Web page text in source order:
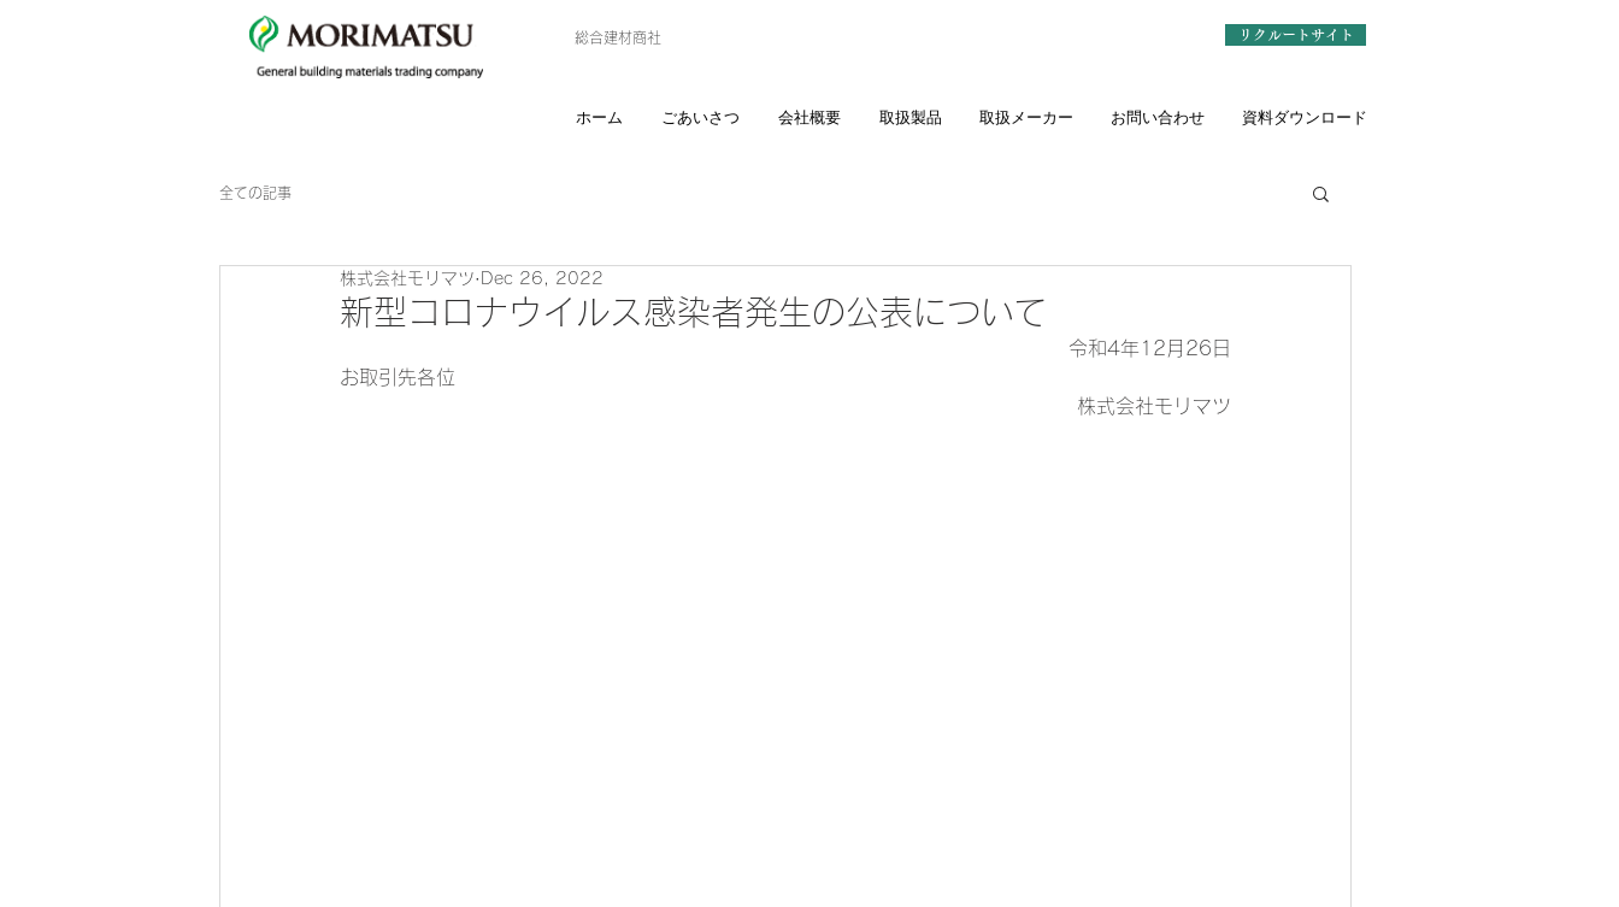
総合建材商社 リクルートサイト
ホーム ごあいさつ 会社概要 取扱製品 取扱メーカー お問い合わせ 資料ダウンロード
全ての記事
新型コロナウイルス感染者発生の公表について
株式会社モリマツ Dec 26, 2022
令和4年12月26日
お取引先各位
株式会社モリマツ